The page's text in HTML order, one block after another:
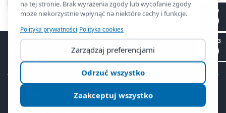
ZSO2
II LO
SP 53